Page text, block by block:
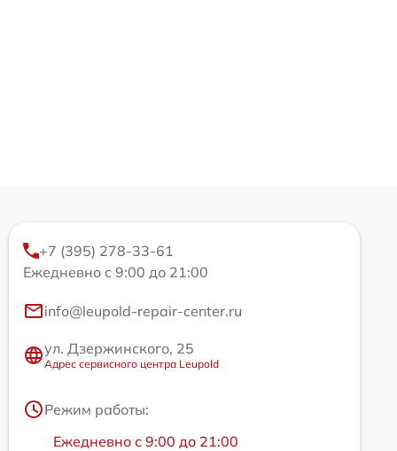
+7 (395) 278-33-61
Ежедневно с 9:00 до 21:00
info@leupold-repair-center.ru
ул. Дзержинского, 25
Адрес сервисного центра Leupold
Режим работы:
Ежедневно с 9:00 до 21:00